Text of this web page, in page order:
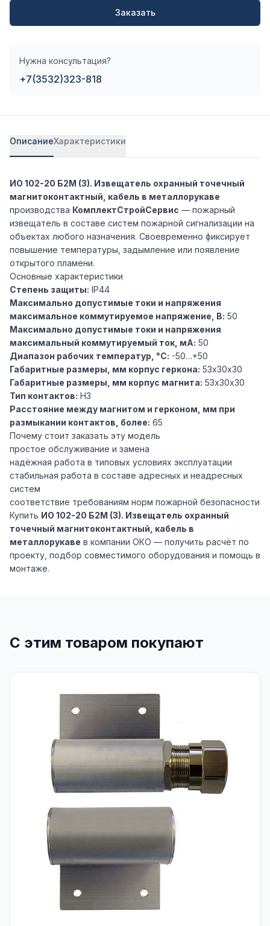
Заказать
Нужна консультация?
+7(3532)323-818
ОписаниеХарактеристики
ИО 102-20 Б2М (3). Извещатель охранный точечный
магнитоконтактный, кабель в металлорукаве
производства КомплектСтройСервис — пожарный
извещатель в составе систем пожарной сигнализации на
объектах любого назначения. Своевременно фиксирует
повышение температуры, задымление или появление
открытого пламени.
Основные характеристики
Степень защиты: IP44
Максимально допустимые токи и напряжения
максимальное коммутируемое напряжение, В: 50
Максимально допустимые токи и напряжения
максимальный коммутируемый ток, мА: 50
Диапазон рабочих температур, °С: -50…+50
Габаритные размеры, мм корпус геркона: 53х30х30
Габаритные размеры, мм корпус магнита: 53х30х30
Тип контактов: НЗ
Расстояние между магнитом и герконом, мм при
размыкании контактов, более: 65
Почему стоит заказать эту модель
простое обслуживание и замена
надёжная работа в типовых условиях эксплуатации
стабильная работа в составе адресных и неадресных
систем
соответствие требованиям норм пожарной безопасности
Купить ИО 102-20 Б2М (3). Извещатель охранный
точечный магнитоконтактный, кабель в
металлорукаве в компании ОКО — получить расчёт по
проекту, подбор совместимого оборудования и помощь в
монтаже.
С этим товаром покупают